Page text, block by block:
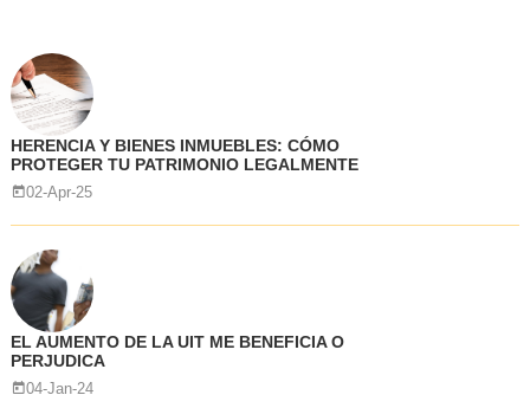
HERENCIA Y BIENES INMUEBLES: CÓMO
PROTEGER TU PATRIMONIO LEGALMENTE
02-Apr-25
EL AUMENTO DE LA UIT ME BENEFICIA O
PERJUDICA
04-Jan-24